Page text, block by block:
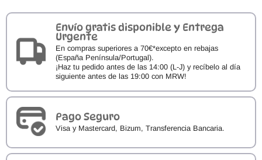
Envío gratis disponible y Entrega
Urgente
En compras superiores a 70€*excepto en rebajas
(España Península/Portugal).
¡Haz tu pedido antes de las 14:00 (L-J) y recíbelo al día
siguiente antes de las 19:00 con MRW!
Pago Seguro
Visa y Mastercard, Bizum, Transferencia Bancaria.